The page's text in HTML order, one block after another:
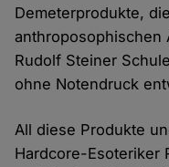
Demeterprodukte,
anthroposophischen
Rudolf Steiner
ohne Notendruck
All diese Produkte
Hardcore-Esoteriker